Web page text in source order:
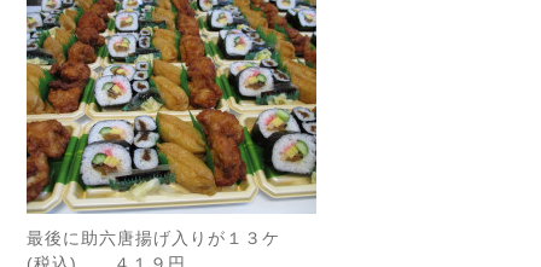
最後に助六唐揚げ入りが１３ケ